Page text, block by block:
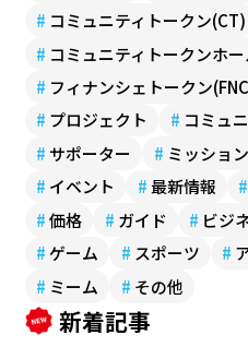
# コミュニティトークン(CT)
# コミュニティトークンホ
# フィナンシェトークン
# プロジェクト # コミュ
# サポーター # ミッション
# イベント #最新情報 #
#価格 # ガイド # ビジ
# ゲーム # スポーツ #
# ミーム # その他
新着記事